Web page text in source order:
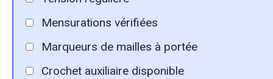
Mensurations vérifiées
Marqueurs de mailles à portée
Crochet auxiliaire disponible